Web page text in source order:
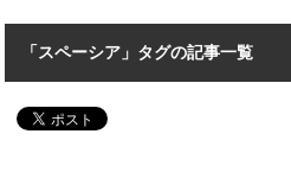
「スペーシア」タグの記事一覧